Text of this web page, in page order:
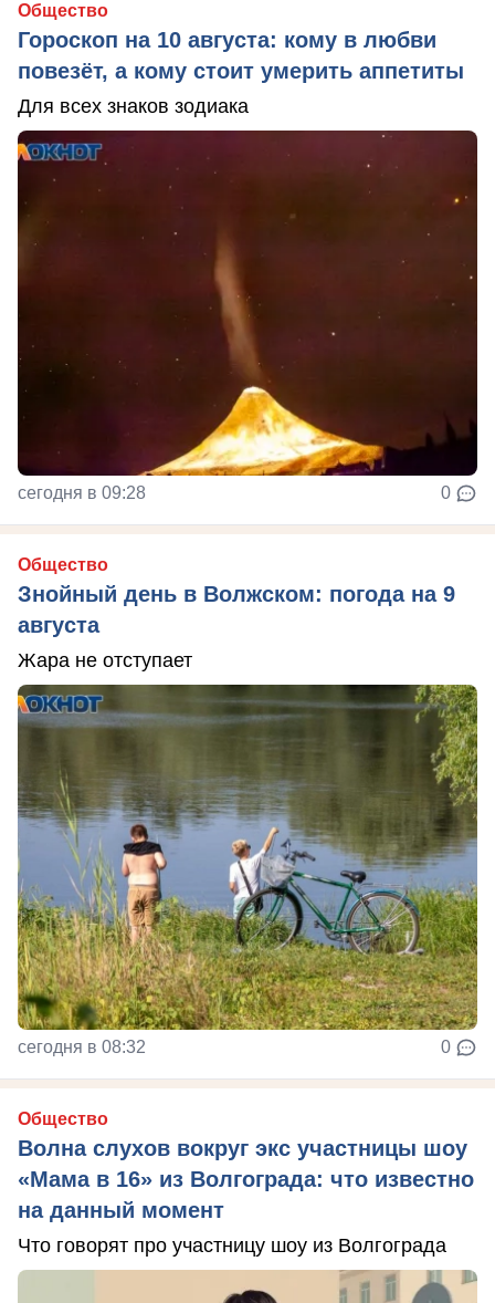
Общество
Гороскоп на 10 августа: кому в любви
повезёт, а кому стоит умерить аппетиты
Для всех знаков зодиака
сегодня в 09:28 0
Общество
Знойный день в Волжском: погода на 9
августа
Жара не отступает
сегодня в 08:32 0
Общество
Волна слухов вокруг экс участницы шоу
«Мама в 16» из Волгограда: что известно
на данный момент
Что говорят про участницу шоу из Волгограда